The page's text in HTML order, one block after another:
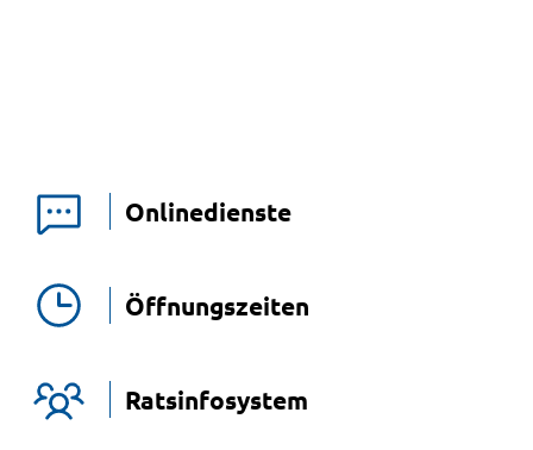
Onlinedienste
Öffnungszeiten
Ratsinfosystem